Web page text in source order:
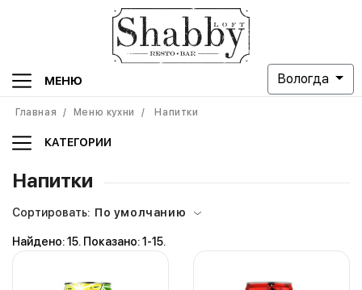
Вологда
МЕНЮ
Главная / Меню кухни / Напитки
КАТЕГОРИИ
Напитки
Сортировать: По умолчанию
Найдено: 15. Показано: 1-15.